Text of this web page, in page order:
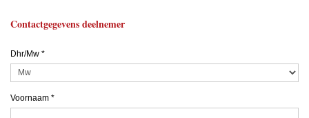
Contactgegevens deelnemer
Dhr/Mw *
Voornaam *